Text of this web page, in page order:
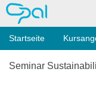
OPAL
Startseite
Seminar